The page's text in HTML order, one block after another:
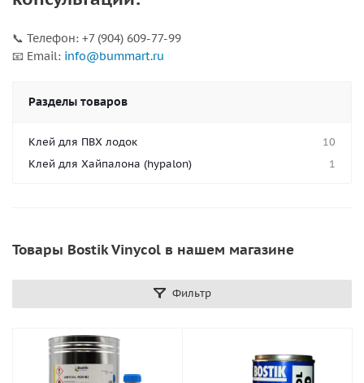
📞 Телефон: +7 (904) 609-77-99
📧 Email: info@bummart.ru
Разделы товаров
Клей для ПВХ лодок
10
Клей для Хайпалона (hypalon)
1
Товары Bostik Vinycol в нашем магазине
Фильтр